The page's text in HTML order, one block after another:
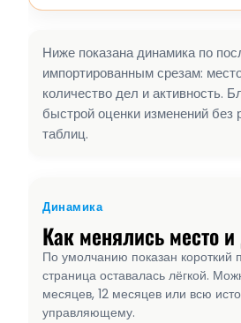
Ниже показана динамика по
импортированным срезам:
количество дел и активность.
быстрой оценки изменений без
таблиц.
Динамика
Как менялись место
По умолчанию показан короткий
страница оставалась лёгкой.
месяцев, 12 месяцев или всю
управляющему.